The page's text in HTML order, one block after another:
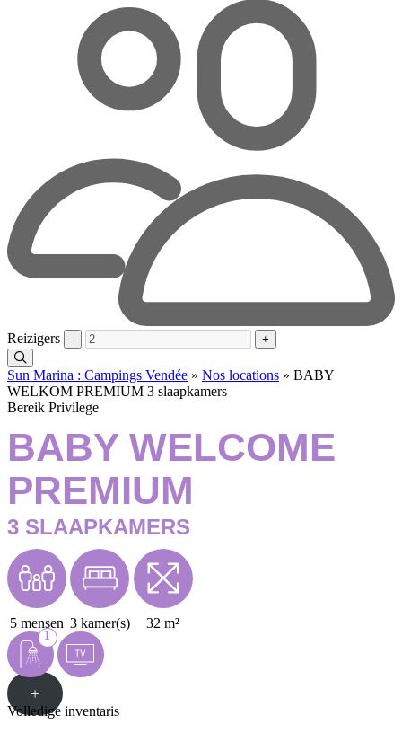
Reizigers - +
Sun Marina : Campings Vendée » Nos locations » BABY
WELKOM PREMIUM 3 slaapkamers
Bereik Privilege
BABY WELCOME
PREMIUM
3 SLAAPKAMERS
5 mensen 3 kamer(s) 32 m²
1
+
Volledige inventaris